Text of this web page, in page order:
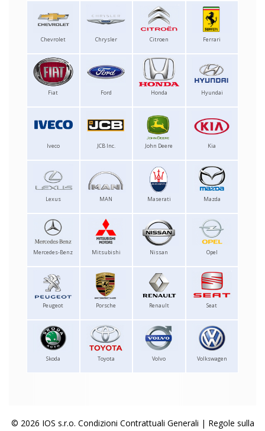
Chevrolet Chrysler Citroen Ferrari
Fiat Ford Honda Hyundai
Iveco JCB Inc. John Deere Kia
Lexus MAN Maserati Mazda
Mercedes-Benz Mitsubishi Nissan Opel
Peugeot Porsche Renault Seat
Skoda Toyota Volvo Volkswagen
© 2026 IOS s.r.o. Condizioni Contrattuali Generali | Regole sulla